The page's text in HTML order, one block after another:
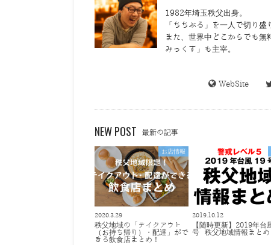
1982年埼玉秩父出身。
「ちちぶる」を一人で切り盛
また、世界中どこからでも無
みっくす」も主宰。
WebSite
NEW POST 最新の記事
お店情報
2020.3.29
秩父地域の「テイクアウト
（お持ち帰り）・配達」がで
きる飲食店まとめ！
2019.10.12
【随時更新】2019年台
号 秩父地域情報まとめ